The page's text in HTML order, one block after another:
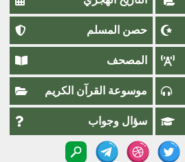
حصن المسلم
المصحف
موسوعة القرآن الكريم
سؤال وجواب